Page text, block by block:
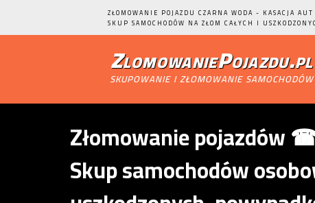
ZŁOMOWANIE POJAZDU CZARNA WODA - KASACJA
SKUP SAMOCHODÓW NA ZŁOM CAŁYCH I
ZlomowaniePojazdu.pl
skupowanie i złomowanie samochodów
Złomowanie pojazdów
Skup samochodów